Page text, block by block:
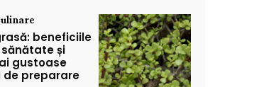
beneficiile
și
gustoase
de preparare